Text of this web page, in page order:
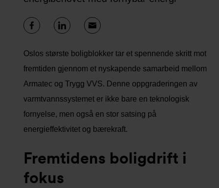
Oslos største boligblokker tar et spennende skritt mot
fremtiden gjennom et nyskapende samarbeid mellom
Armatec og Trygg VVS. Denne oppgraderingen av
varmtvannssystemet er ikke bare en teknologisk
fornyelse, men også en stor satsing på
energieffektivitet og bærekraft.
Fremtidens boligdrift i
fokus